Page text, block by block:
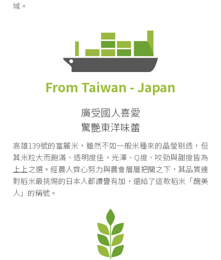
域。
From Taiwan - Japan
廣受國人喜愛
驚艷東洋味蕾
高雄139號的富麗米，雖然不如一般米種來的晶瑩剔透，但
其米粒大而飽滿、透明度佳，光澤、Q度、咬勁與甜度皆為
上上之選。經農人齊心努力與農會層層把關之下，其品質連
對稻米最挑惕的日本人都讚譽有加，還給了這款稻米「醜美
人」的稱號。